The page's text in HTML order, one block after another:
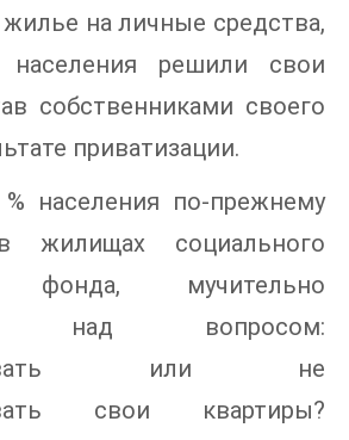
на личные средства,
решили свои
собственниками своего
приватизации.
населения по-прежнему
жилищах социального
фонда, мучительно
над вопросом:
или не
свои квартиры?